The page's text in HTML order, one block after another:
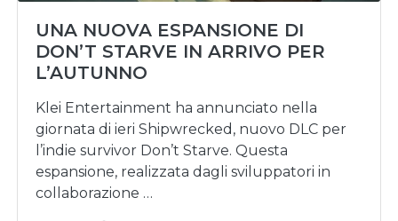
UNA NUOVA ESPANSIONE DI
DON’T STARVE IN ARRIVO PER
L’AUTUNNO
Klei Entertainment ha annunciato nella
giornata di ieri Shipwrecked, nuovo DLC per
l’indie survivor Don’t Starve. Questa
espansione, realizzata dagli sviluppatori in
collaborazione …